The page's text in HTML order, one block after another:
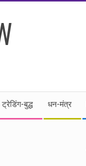
ट्रेडिंग-बुद्ध धन-मंत्र